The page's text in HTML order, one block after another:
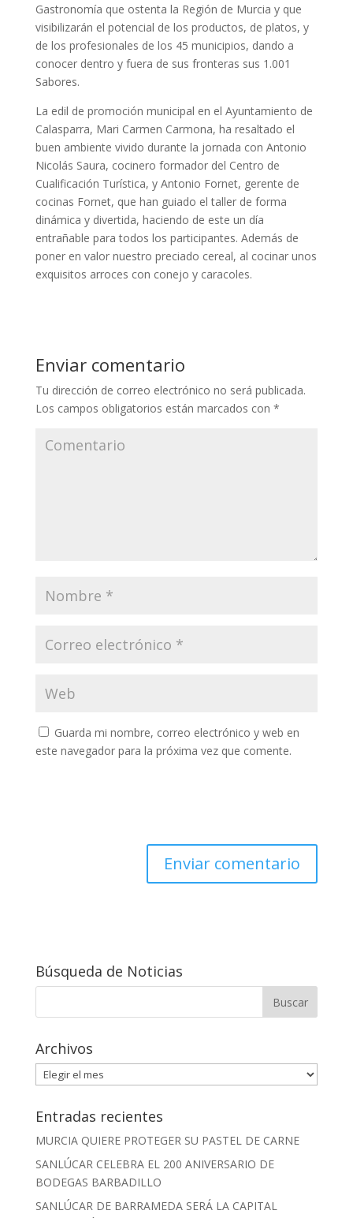
Gastronomía que ostenta la Región de Murcia y que
visibilizarán el potencial de los productos, de platos, y
de los profesionales de los 45 municipios, dando a
conocer dentro y fuera de sus fronteras sus 1.001
Sabores.
La edil de promoción municipal en el Ayuntamiento de
Calasparra, Mari Carmen Carmona, ha resaltado el
buen ambiente vivido durante la jornada con Antonio
Nicolás Saura, cocinero formador del Centro de
Cualificación Turística, y Antonio Fornet, gerente de
cocinas Fornet, que han guiado el taller de forma
dinámica y divertida, haciendo de este un día
entrañable para todos los participantes. Además de
poner en valor nuestro preciado cereal, al cocinar unos
exquisitos arroces con conejo y caracoles.
Enviar comentario
Tu dirección de correo electrónico no será publicada.
Los campos obligatorios están marcados con *
Guarda mi nombre, correo electrónico y web en
este navegador para la próxima vez que comente.
Búsqueda de Noticias
Archivos
Archivos
Entradas recientes
MURCIA QUIERE PROTEGER SU PASTEL DE CARNE
SANLÚCAR CELEBRA EL 200 ANIVERSARIO DE
BODEGAS BARBADILLO
SANLÚCAR DE BARRAMEDA SERÁ LA CAPITAL